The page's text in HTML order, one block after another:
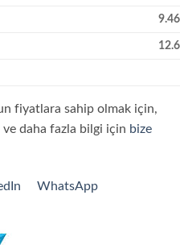
fiyatlara sahip olmak için,
daha fazla bilgi için bize
WhatsApp